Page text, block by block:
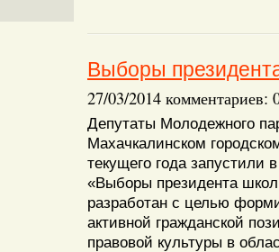
Выборы
27/03/2014 комментариев:
Депутаты Молодежного
Махачкалинском
текущего года запустили
«Выборы президента
разработан с целью
активной гражданской
правовой культуры в